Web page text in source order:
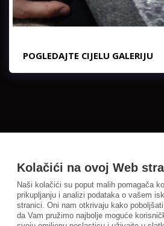
POGLEDAJTE CIJELU GALERIJU
Kolačići na ovoj Web
Naši kolačići su poput malih pomagača
prikupljanju i analizi podataka o vašem
stranici. Oni nam otkrivaju kako
da Vam pružimo najbolje moguće